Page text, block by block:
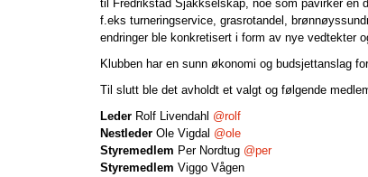
til Fredrikstad Sjakkselskap, noe som påvirker en
f.eks turneringservice, grasrotandel,
endringer ble konkretisert i form av nye vedtekter
Klubben har en sunn økonomi og budsjettanslag
Til slutt ble det avholdt et valgt og følgende
Leder Rolf Livendahl @rolf
Nestleder Ole Vigdal @ole
Styremedlem Per Nordtug @per
Styremedlem Viggo Vågen